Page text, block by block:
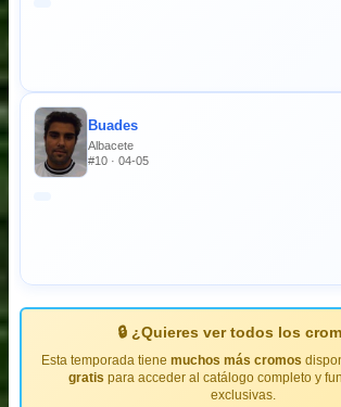
Buades
Albacete
#10 · 04-05
🔒 ¿Quieres ver todos los
Esta temporada tiene muchos más cromos
gratis para acceder al catálogo completo y
exclusivas.